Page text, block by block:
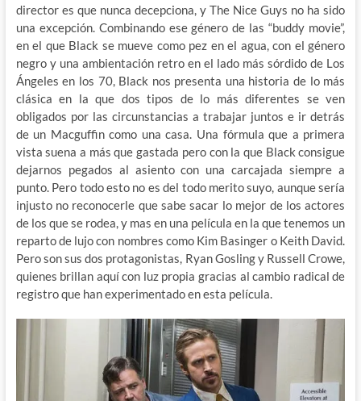
director es que nunca decepciona, y The Nice Guys no ha sido
una excepción. Combinando ese género de las “buddy movie”,
en el que Black se mueve como pez en el agua, con el género
negro y una ambientación retro en el lado más sórdido de Los
Ángeles en los 70, Black nos presenta una historia de lo más
clásica en la que dos tipos de lo más diferentes se ven
obligados por las circunstancias a trabajar juntos e ir detrás
de un Macguffin como una casa. Una fórmula que a primera
vista suena a más que gastada pero con la que Black consigue
dejarnos pegados al asiento con una carcajada siempre a
punto. Pero todo esto no es del todo merito suyo, aunque sería
injusto no reconocerle que sabe sacar lo mejor de los actores
de los que se rodea, y mas en una película en la que tenemos un
reparto de lujo con nombres como Kim Basinger o Keith David.
Pero son sus dos protagonistas, Ryan Gosling y Russell Crowe,
quienes brillan aquí con luz propia gracias al cambio radical de
registro que han experimentado en esta película.